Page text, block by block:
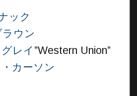
ック
ウン
レイ ”Western Union”
カーソン